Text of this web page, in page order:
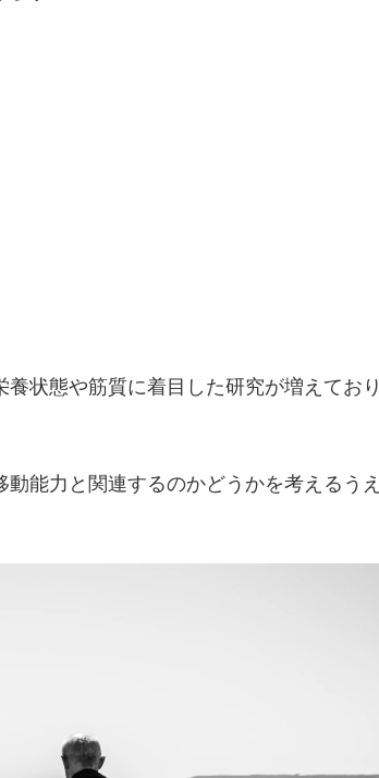
状態や筋質に着目した研究が増えており
能力と関連するのかどうかを考えるうえ